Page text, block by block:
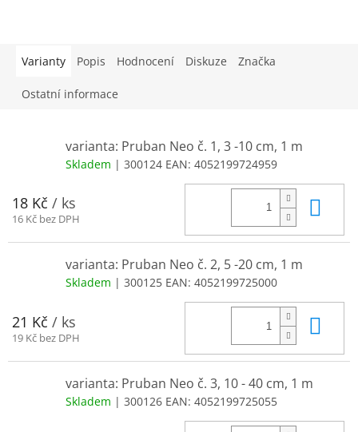
Varianty Popis Hodnocení Diskuze Značka
Ostatní informace
varianta: Pruban Neo č. 1, 3 -10 cm, 1 m
Skladem | 300124 EAN: 4052199724959
18 Kč / ks
16 Kč bez DPH
varianta: Pruban Neo č. 2, 5 -20 cm, 1 m
Skladem | 300125 EAN: 4052199725000
21 Kč / ks
19 Kč bez DPH
varianta: Pruban Neo č. 3, 10 - 40 cm, 1 m
Skladem | 300126 EAN: 4052199725055